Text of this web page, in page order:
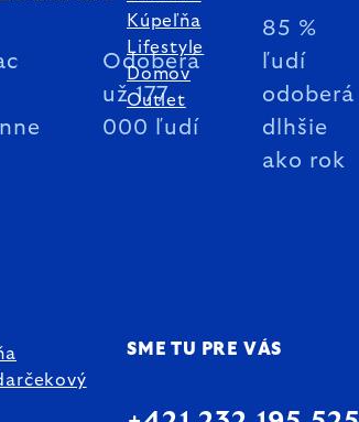
Odoberá
už 177
000 ľudí
85 %
ľudí
odoberá
dlhšie
ako rok
Kúpeľňa
Lifestyle
Domov
Outlet
SME TU PRE VÁS